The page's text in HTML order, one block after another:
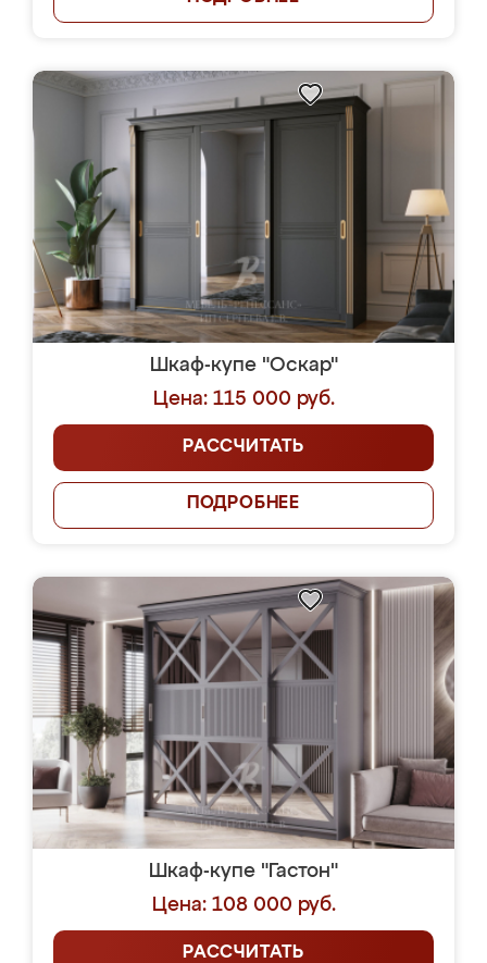
Шкаф-купе "Оскар"
Цена: 115 000 руб.
РАССЧИТАТЬ
ПОДРОБНЕЕ
Шкаф-купе "Гастон"
Цена: 108 000 руб.
РАССЧИТАТЬ